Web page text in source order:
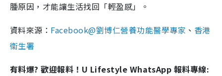
腫原因，才能讓生活找回「輕盈感」。
資料來源： Facebook@劉博仁營養功能醫學專家 、 香港
衞生署
有料爆? 歡迎報料！U Lifestyle WhatsApp 報料專線: